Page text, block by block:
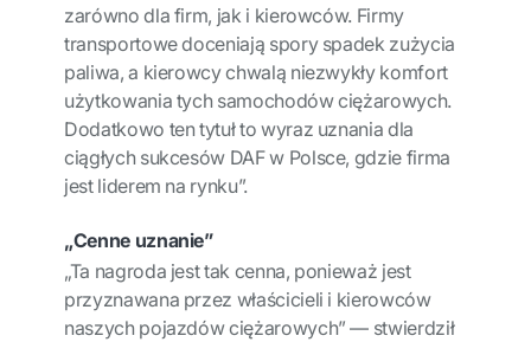
zarówno dla firm, jak i kierowców. Firmy
transportowe doceniają spory spadek zużycia
paliwa, a kierowcy chwalą niezwykły komfort
użytkowania tych samochodów ciężarowych.
Dodatkowo ten tytuł to wyraz uznania dla
ciągłych sukcesów DAF w Polsce, gdzie firma
jest liderem na rynku”.
„Cenne uznanie”
„Ta nagroda jest tak cenna, ponieważ jest
przyznawana przez właścicieli i kierowców
naszych pojazdów ciężarowych” — stwierdził